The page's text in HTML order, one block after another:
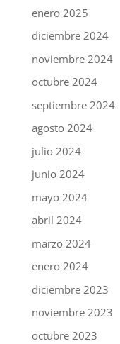
enero 2025
diciembre 2024
noviembre 2024
octubre 2024
septiembre 2024
agosto 2024
julio 2024
junio 2024
mayo 2024
abril 2024
marzo 2024
enero 2024
diciembre 2023
noviembre 2023
octubre 2023